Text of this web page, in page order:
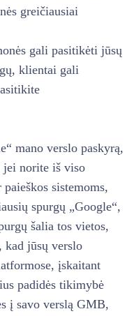
greičiausiai
gali pasitikėti jūsų
klientai gali
mano verslo paskyrą,
norite iš viso
sistemoms,
spurgų „Google“,
šalia tos vietos,
jūsų verslo
įskaitant
padidės tikimybė
į savo verslą GMB,